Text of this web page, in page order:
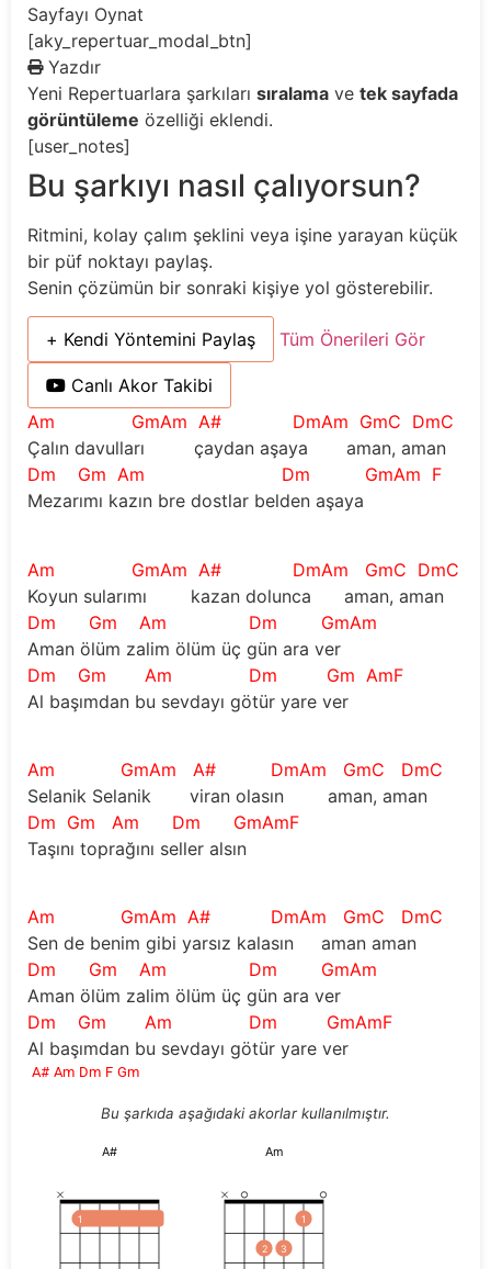
Sayfayı Oynat
[aky_repertuar_modal_btn]
Yazdır
Yeni Repertuarlara şarkıları sıralama ve tek sayfada
görüntüleme özelliği eklendi.
[user_notes]
Bu şarkıyı nasıl çalıyorsun?
Ritmini, kolay çalım şeklini veya işine yarayan küçük
bir püf noktayı paylaş.
Senin çözümün bir sonraki kişiye yol gösterebilir.
+ Kendi Yöntemini Paylaş Tüm Önerileri Gör
Canlı Akor Takibi
Am GmAm A# DmAm GmC DmC
Çalın davulları çaydan aşaya aman, aman
Dm Gm Am Dm GmAm F
Mezarımı kazın bre dostlar belden aşaya
Am GmAm A# DmAm GmC DmC
Koyun sularımı kazan dolunca aman, aman
Dm Gm Am Dm GmAm
Aman ölüm zalim ölüm üç gün ara ver
Dm Gm Am Dm Gm AmF
Al başımdan bu sevdayı götür yare ver
Am GmAm A# DmAm GmC DmC
Selanik Selanik viran olasın aman, aman
Dm Gm Am Dm GmAmF
Taşını toprağını seller alsın
Am GmAm A# DmAm GmC DmC
Sen de benim gibi yarsız kalasın aman aman
Dm Gm Am Dm GmAm
Aman ölüm zalim ölüm üç gün ara ver
Dm Gm Am Dm GmAmF
Al başımdan bu sevdayı götür yare ver
A# Am Dm F Gm
Bu şarkıda aşağıdaki akorlar kullanılmıştır.
A#
1
Am
2 3
1